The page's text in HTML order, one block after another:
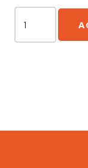
Maki
cantidad